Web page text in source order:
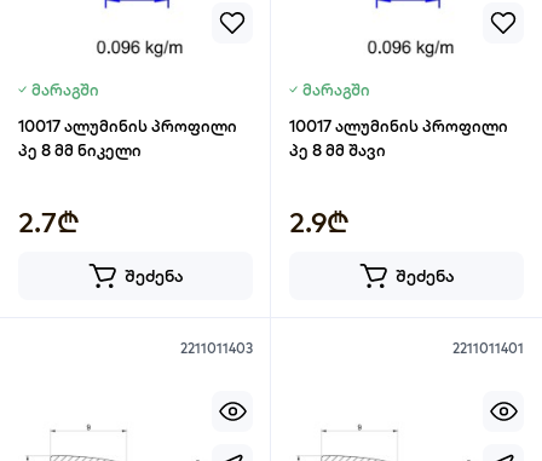
მარაგში
10017 ალუმინის პროფილი
პე 8 მმ ნიკელი
2.7₾
შეძენა
მარაგში
10017 ალუმინის პროფილი
პე 8 მმ შავი
2.9₾
შეძენა
2211011403 2211011401